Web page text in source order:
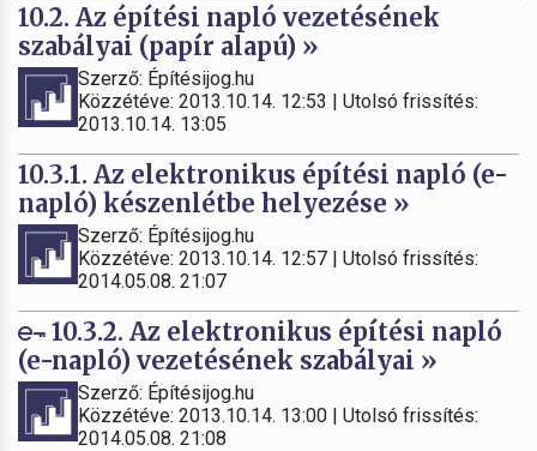
10.2. Az építési napló vezetésének
szabályai (papír alapú) »
Szerző: Építésijog.hu
Közzétéve: 2013.10.14. 12:53 | Utolsó frissítés:
2013.10.14. 13:05
10.3.1. Az elektronikus építési napló (e-
napló) készenlétbe helyezése »
Szerző: Építésijog.hu
Közzétéve: 2013.10.14. 12:57 | Utolsó frissítés:
2014.05.08. 21:07
10.3.2. Az elektronikus építési napló
(e-napló) vezetésének szabályai »
Szerző: Építésijog.hu
Közzétéve: 2013.10.14. 13:00 | Utolsó frissítés:
2014.05.08. 21:08